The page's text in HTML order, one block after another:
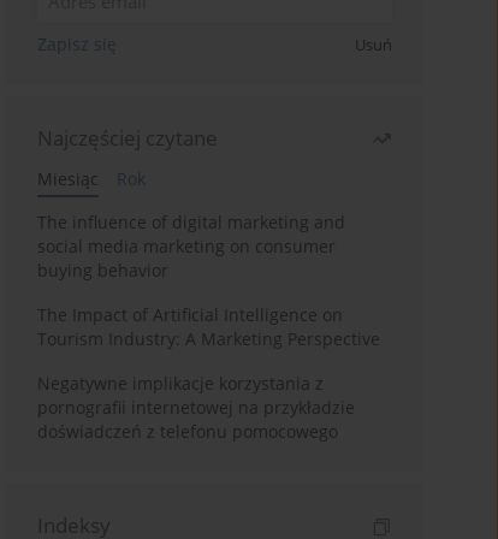
Zapisz się Usuń
Najczęściej czytane
Miesiąc
Rok
The influence of digital marketing and
social media marketing on consumer
buying behavior
The Impact of Artificial Intelligence on
Tourism Industry: A Marketing Perspective
Negatywne implikacje korzystania z
pornografii internetowej na przykładzie
doświadczeń z telefonu pomocowego
Indeksy